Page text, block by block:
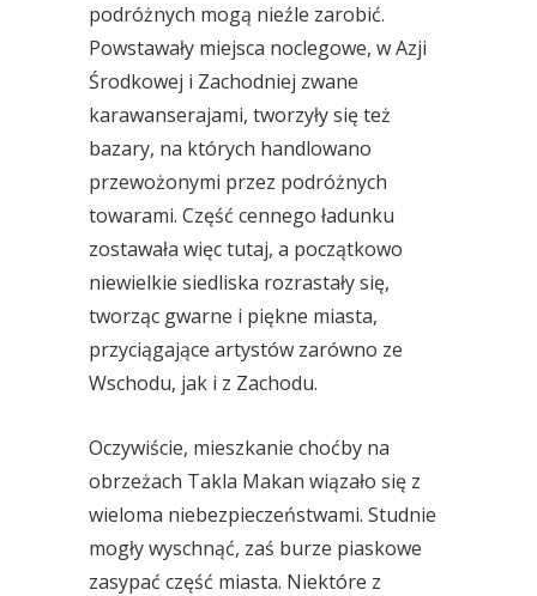
podróżnych mogą nieźle zarobić.
Powstawały miejsca noclegowe, w Azji
Środkowej i Zachodniej zwane
karawanserajami, tworzyły się też
bazary, na których handlowano
przewożonymi przez podróżnych
towarami. Część cennego ładunku
zostawała więc tutaj, a początkowo
niewielkie siedliska rozrastały się,
tworząc gwarne i piękne miasta,
przyciągające artystów zarówno ze
Wschodu, jak i z Zachodu.
Oczywiście, mieszkanie choćby na
obrzeżach Takla Makan wiązało się z
wieloma niebezpieczeństwami. Studnie
mogły wyschnąć, zaś burze piaskowe
zasypać część miasta. Niektóre z